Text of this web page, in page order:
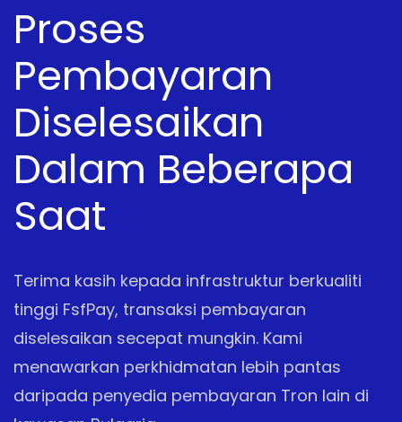
Proses
Pembayaran
Diselesaikan
Dalam Beberapa
Saat
Terima kasih kepada infrastruktur berkualiti
tinggi FsfPay, transaksi pembayaran
diselesaikan secepat mungkin. Kami
menawarkan perkhidmatan lebih pantas
daripada penyedia pembayaran Tron lain di